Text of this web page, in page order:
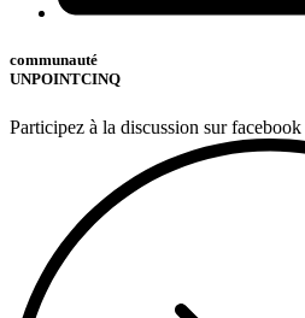
communauté
UNPOINTCINQ
Participez à la discussion sur facebook